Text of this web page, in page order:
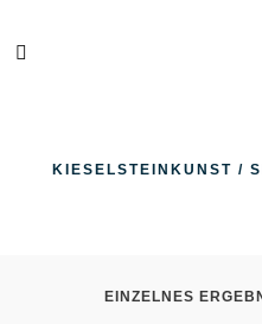
KIESELSTEINKUNST /
EINZELNES